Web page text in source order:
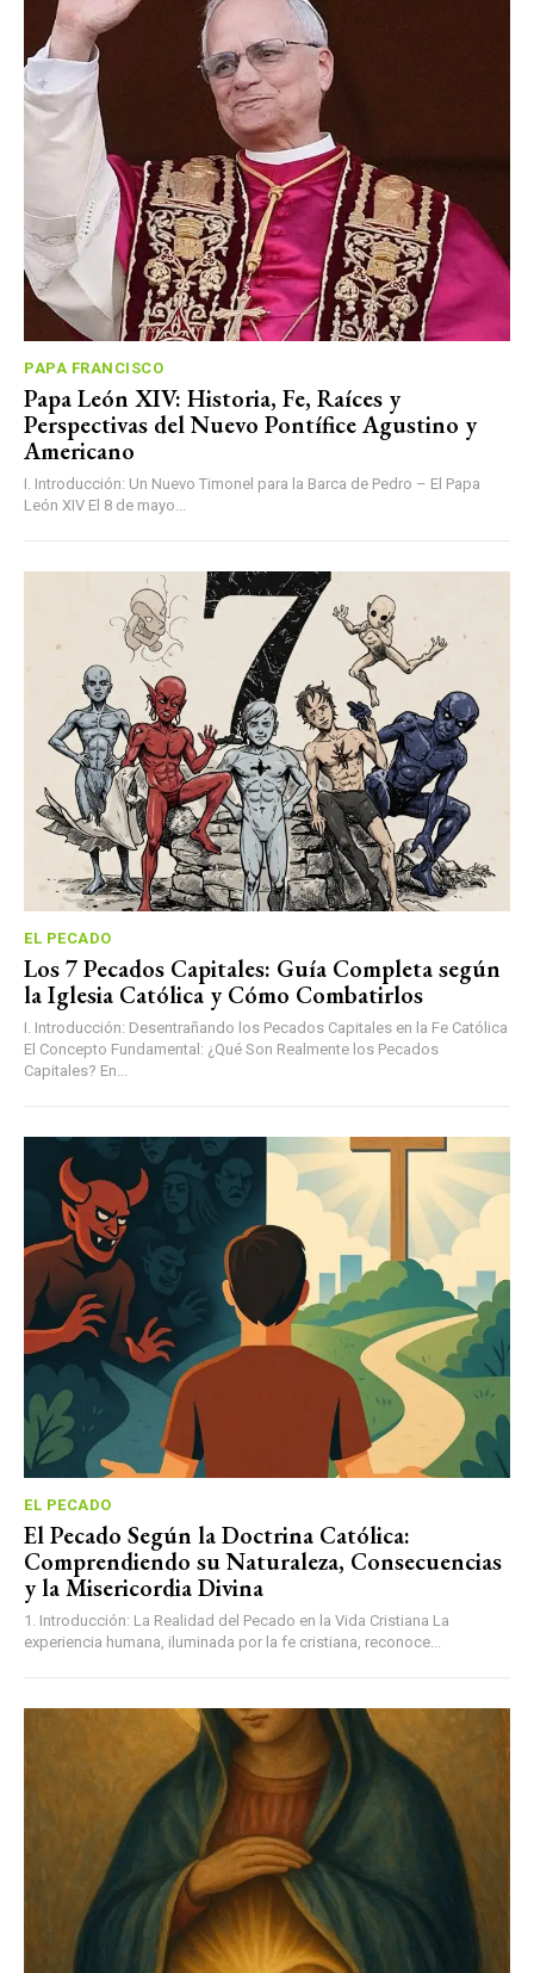
PAPA FRANCISCO
Papa León XIV: Historia, Fe, Raíces y
Perspectivas del Nuevo Pontífice Agustino y
Americano
I. Introducción: Un Nuevo Timonel para la Barca de Pedro – El Papa
León XIV El 8 de mayo...
EL PECADO
Los 7 Pecados Capitales: Guía Completa según
la Iglesia Católica y Cómo Combatirlos
I. Introducción: Desentrañando los Pecados Capitales en la Fe Católica
El Concepto Fundamental: ¿Qué Son Realmente los Pecados
Capitales? En...
EL PECADO
El Pecado Según la Doctrina Católica:
Comprendiendo su Naturaleza, Consecuencias
y la Misericordia Divina
1. Introducción: La Realidad del Pecado en la Vida Cristiana La
experiencia humana, iluminada por la fe cristiana, reconoce...